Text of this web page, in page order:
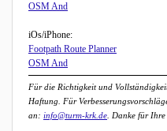
OSM And
iOs/iPhone:
Footpath Route Planner
OSM And
Für die Richtigkeit und
Haftung. Für
an: info@turm-krk.de . Danke für